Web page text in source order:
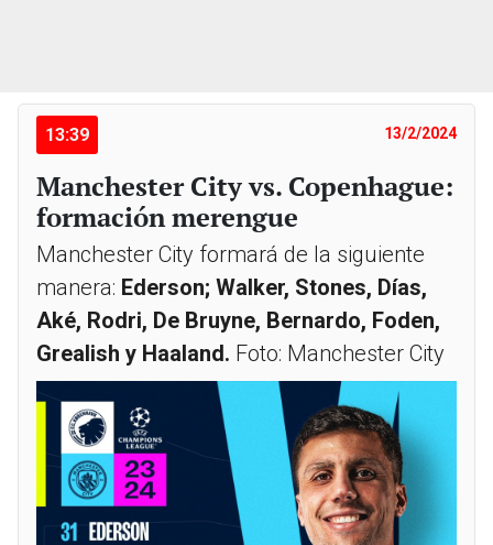
13:39 13/2/2024
Manchester City vs. Copenhague:
formación merengue
Manchester City formará de la siguiente
manera: Ederson; Walker, Stones, Días,
Aké, Rodri, De Bruyne, Bernardo, Foden,
Grealish y Haaland. Foto: Manchester City